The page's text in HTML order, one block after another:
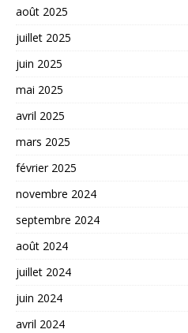
août 2025
juillet 2025
juin 2025
mai 2025
avril 2025
mars 2025
février 2025
novembre 2024
septembre 2024
août 2024
juillet 2024
juin 2024
avril 2024